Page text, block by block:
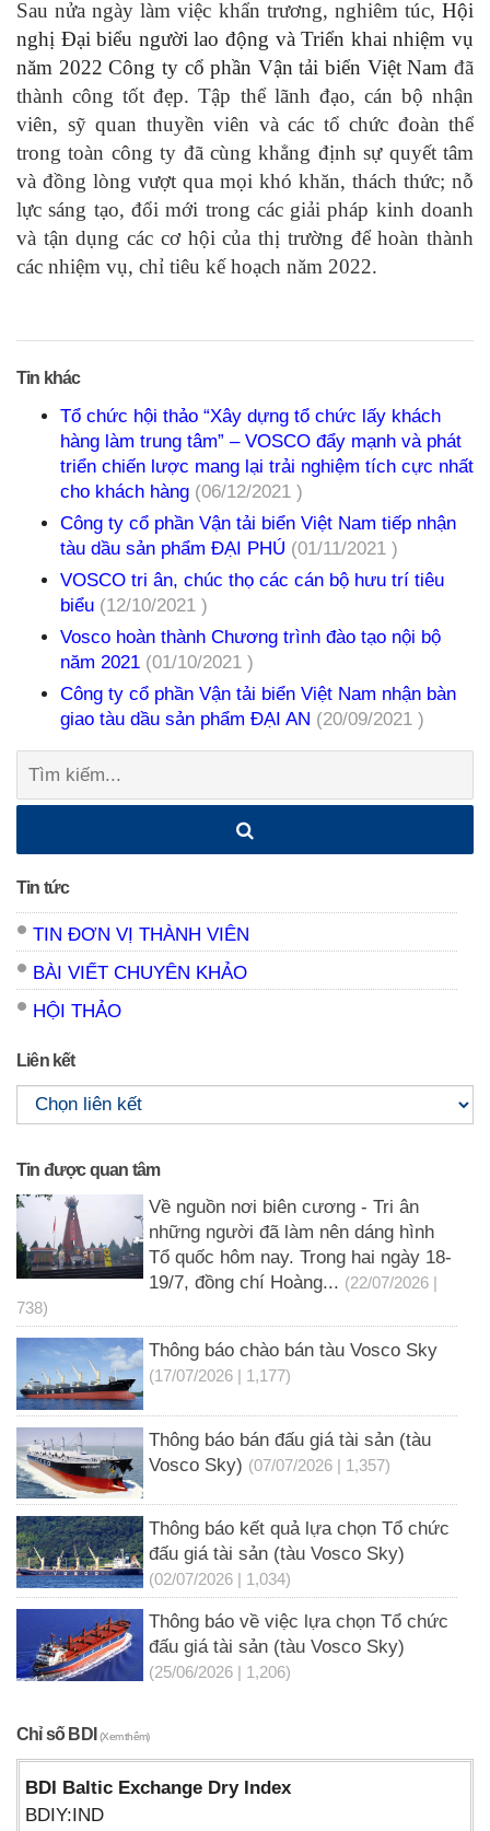
Sau nửa ngày làm việc khẩn trương, nghiêm túc, Hội
nghị Đại biểu người lao động và Triển khai nhiệm vụ
năm 2022 Công ty cổ phần Vận tải biển Việt Nam đã
thành công tốt đẹp. Tập thể lãnh đạo, cán bộ nhận
viên, sỹ quan thuyền viên và các tổ chức đoàn thể
trong toàn công ty đã cùng khẳng định sự quyết tâm
và đồng lòng vượt qua mọi khó khăn, thách thức; nỗ
lực sáng tạo, đổi mới trong các giải pháp kinh doanh
và tận dụng các cơ hội của thị trường để hoàn thành
các nhiệm vụ, chỉ tiêu kế hoạch năm 2022.
Tin khác
Tổ chức hội thảo “Xây dựng tổ chức lấy khách
hàng làm trung tâm” – VOSCO đẩy mạnh và phát
triển chiến lược mang lại trải nghiệm tích cực nhất
cho khách hàng (06/12/2021 )
Công ty cổ phần Vận tải biển Việt Nam tiếp nhận
tàu dầu sản phẩm ĐẠI PHÚ (01/11/2021 )
VOSCO tri ân, chúc thọ các cán bộ hưu trí tiêu
biểu (12/10/2021 )
Vosco hoàn thành Chương trình đào tạo nội bộ
năm 2021 (01/10/2021 )
Công ty cổ phần Vận tải biển Việt Nam nhận bàn
giao tàu dầu sản phẩm ĐẠI AN (20/09/2021 )
Tìm
Tin tức
TIN ĐƠN VỊ THÀNH VIÊN
BÀI VIẾT CHUYÊN KHẢO
HỘI THẢO
Liên kết
Tin được quan tâm
Về nguồn nơi biên cương - Tri ân
những người đã làm nên dáng hình
Tổ quốc hôm nay. Trong hai ngày 18-
19/7, đồng chí Hoàng... (22/07/2026 |
738)
Thông báo chào bán tàu Vosco Sky
(17/07/2026 | 1,177)
Thông báo bán đấu giá tài sản (tàu
Vosco Sky) (07/07/2026 | 1,357)
Thông báo kết quả lựa chọn Tổ chức
đấu giá tài sản (tàu Vosco Sky)
(02/07/2026 | 1,034)
Thông báo về việc lựa chọn Tổ chức
đấu giá tài sản (tàu Vosco Sky)
(25/06/2026 | 1,206)
Chỉ số BDI(Xem thêm)
BDI Baltic Exchange Dry Index
BDIY:IND